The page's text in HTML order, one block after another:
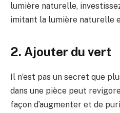
lumière naturelle,
imitant la lumière naturelle
2. Ajouter du vert
Il n’est pas un secret que
dans une pièce peut
façon d’augmenter et de